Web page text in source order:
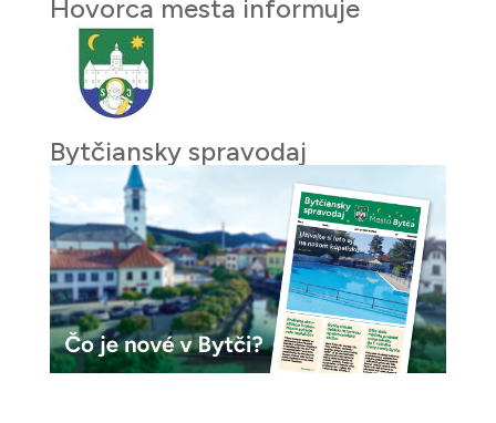
Hovorca mesta informuje
Bytčiansky spravodaj